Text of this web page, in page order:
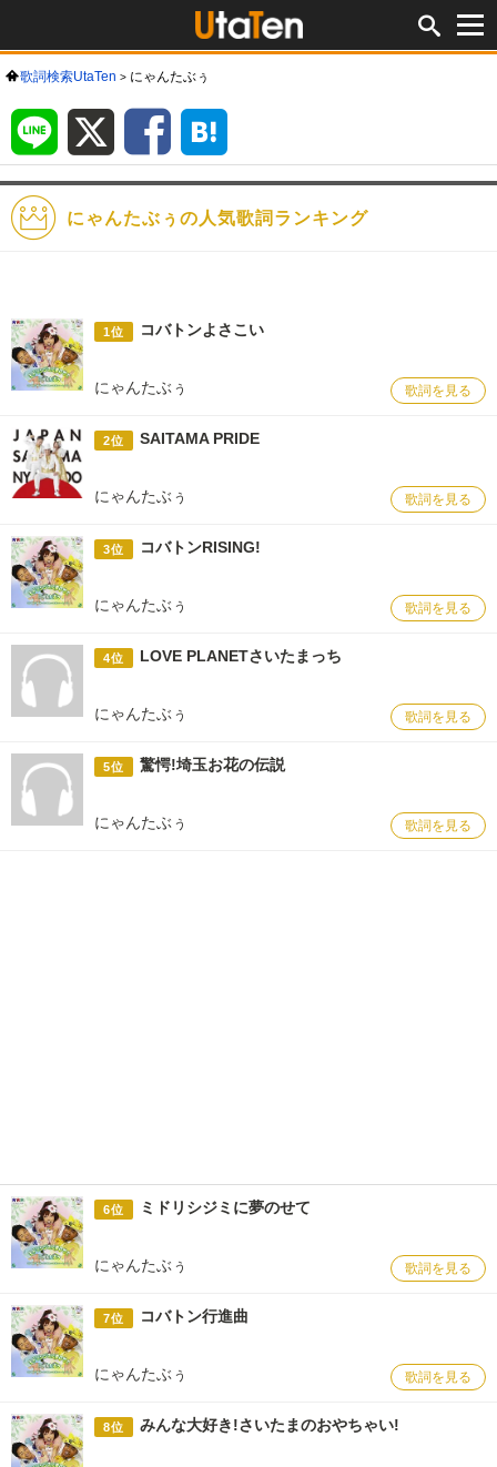
歌詞検索UtaTen にゃんたぶぅ
LINE Facebook
ク
ー
にゃんたぶぅの人気歌詞ランキング
1位 コバトンよさこい
にゃんたぶぅ 歌詞を見る
2位 SAITAMA PRIDE
にゃんたぶぅ 歌詞を見る
3位 コバトンRISING!
にゃんたぶぅ 歌詞を見る
4位 LOVE PLANETさいたまっち
にゃんたぶぅ 歌詞を見る
5位 驚愕!埼玉お花の伝説
にゃんたぶぅ 歌詞を見る
6位 ミドリシジミに夢のせて
にゃんたぶぅ 歌詞を見る
7位 コバトン行進曲
にゃんたぶぅ 歌詞を見る
8位 みんな大好き!さいたまのおやちゃい!